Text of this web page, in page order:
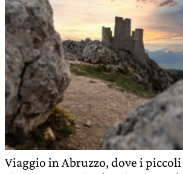
Viaggio in Abruzzo, dove i